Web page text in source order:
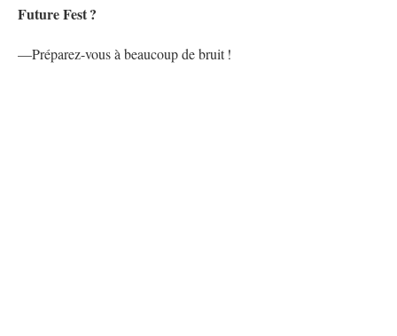
Future Fest?
—Préparez-vous à beaucoup de bruit !